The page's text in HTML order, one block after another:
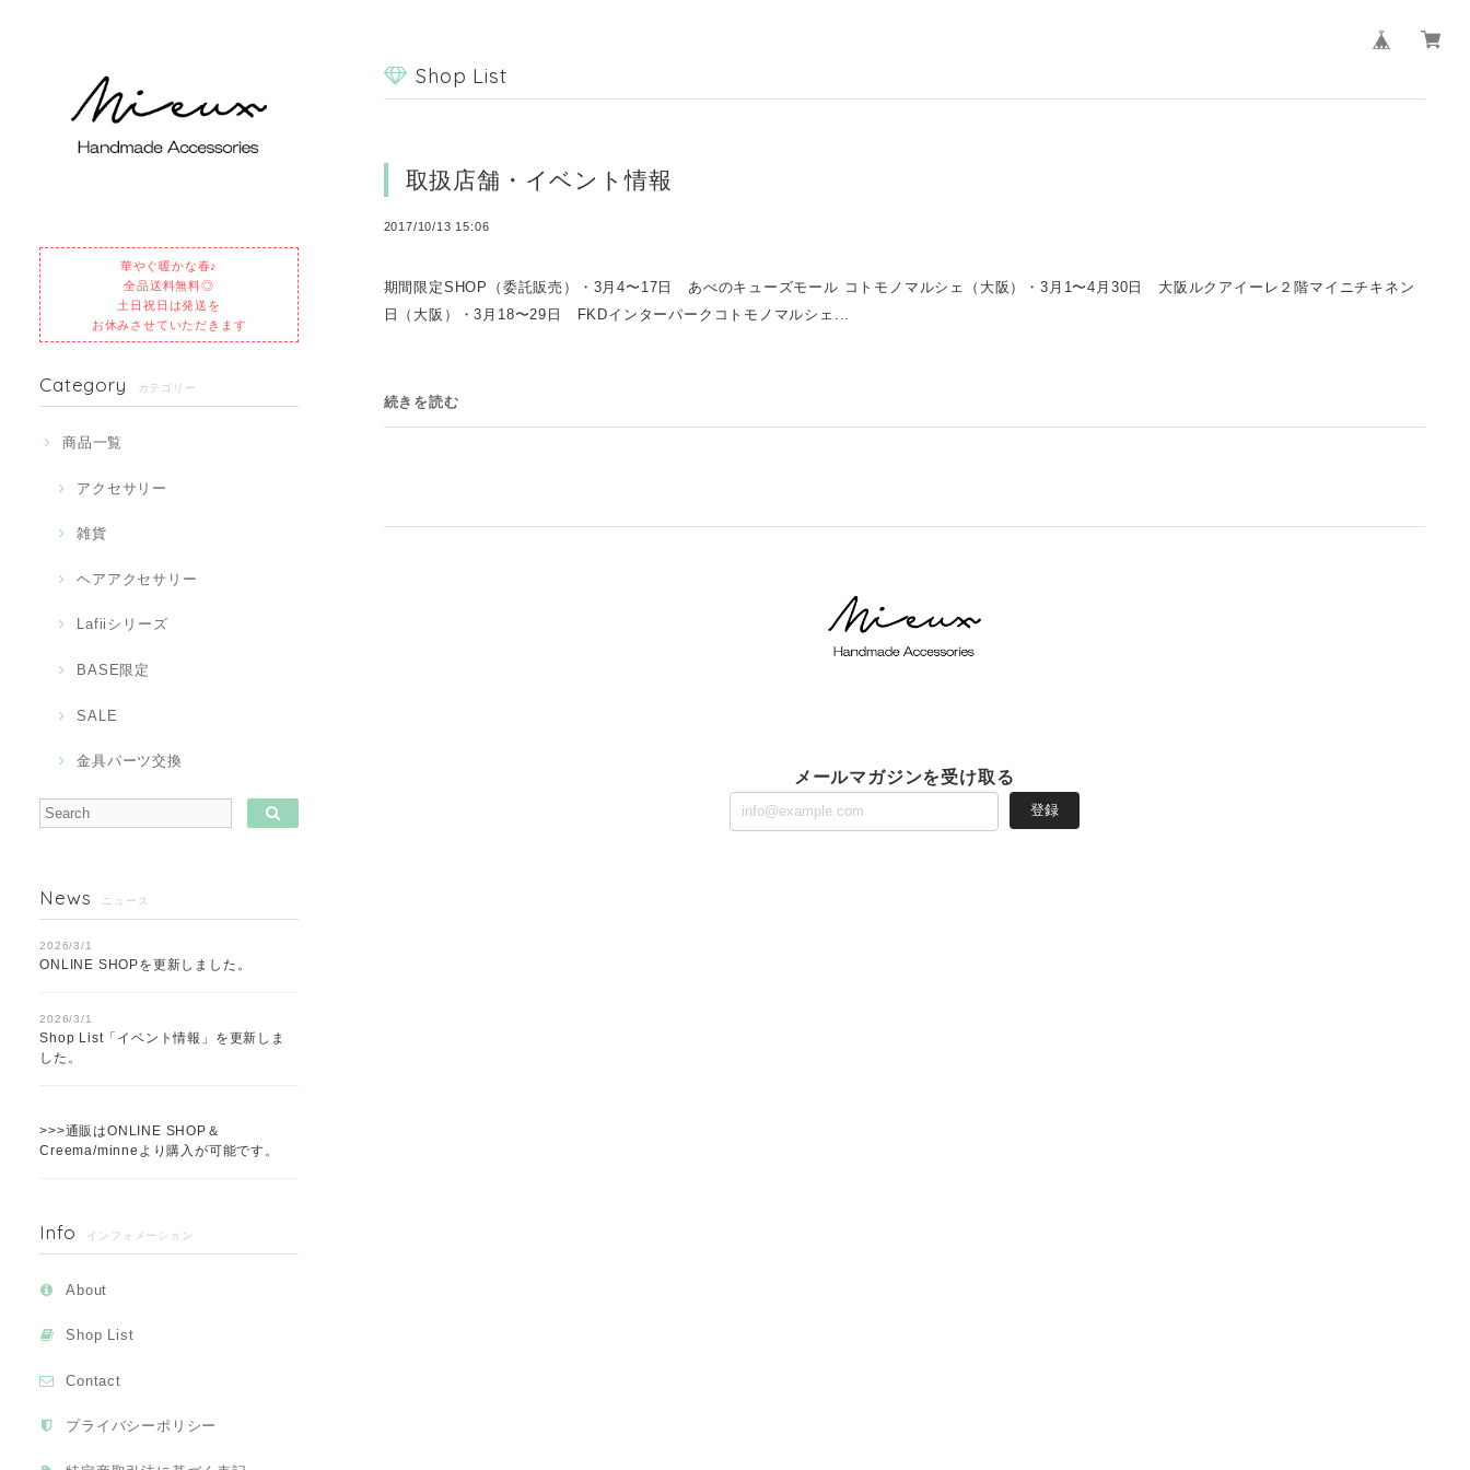
華やぐ暖かな春♪
全品送料無料◎
土日祝日は発送を
お休みさせていただきます
Category カテゴリー
商品一覧
アクセサリー
雑貨
ヘアアクセサリー
Lafiiシリーズ
BASE限定
SALE
金具パーツ交換
News ニュース
2026/3/1
ONLINE SHOPを更新しました。
2026/3/1
Shop List「イベント情報」を更新しま
した。
>>>通販はONLINE SHOP＆
Creema/minneより購入が可能です。
Info インフォメーション
About
Shop List
Contact
プライバシーポリシー
Shop List
取扱店舗・イベント情報
2017/10/13 15:06
期間限定SHOP（委託販売）・3月4〜17日 あべのキューズモール コトモノマルシェ（大阪）・3月1〜4月30日 大阪ルクアイーレ２階マイニチキネン
日（大阪）・3月18〜29日 FKDインターパークコトモノマルシェ...
続きを読む
メールマガジンを受け取る
登録